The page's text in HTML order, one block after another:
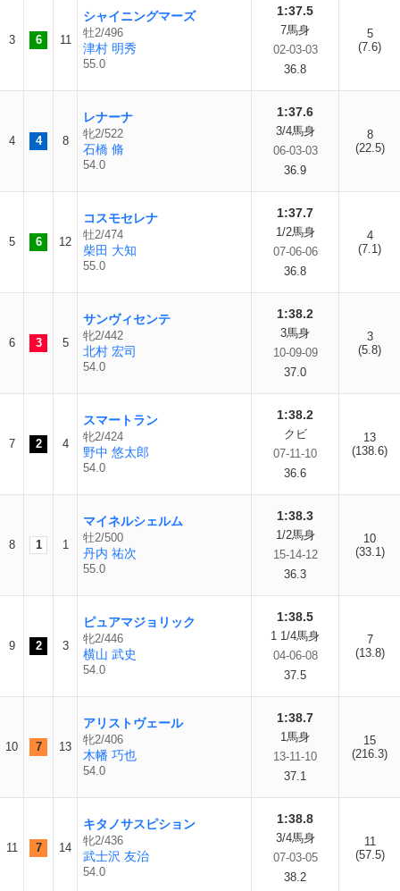
3 6 11
シャイニングマーズ
牡2/496
津村 明秀
55.0
1:37.5
7馬身
02-03-03
36.8
5
(7.6)
4 4 8
レナーナ
牝2/522
石橋 脩
54.0
1:37.6
3/4馬身
06-03-03
36.9
8
(22.5)
5 6 12
コスモセレナ
牡2/474
柴田 大知
55.0
1:37.7
1/2馬身
07-06-06
36.8
4
(7.1)
6 3 5
サンヴィセンテ
牝2/442
北村 宏司
54.0
1:38.2
3馬身
10-09-09
37.0
3
(5.8)
7 2 4
スマートラン
牝2/424
野中 悠太郎
54.0
1:38.2
クビ
07-11-10
36.6
13
(138.6)
8 1 1
マイネルシェルム
牡2/500
丹内 祐次
55.0
1:38.3
1/2馬身
15-14-12
36.3
10
(33.1)
9 2 3
ピュアマジョリック
牝2/446
横山 武史
54.0
1:38.5
1 1/4馬身
04-06-08
37.5
7
(13.8)
10 7 13
アリストヴェール
牝2/406
木幡 巧也
54.0
1:38.7
1馬身
13-11-10
37.1
15
(216.3)
11 7 14
キタノサスピション
牝2/436
武士沢 友治
54.0
1:38.8
3/4馬身
07-03-05
38.2
11
(57.5)